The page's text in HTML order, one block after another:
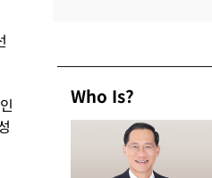
Who Is?